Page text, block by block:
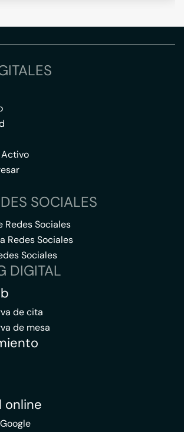
SOCIALES
Redes Sociales
Redes Sociales
Sociales
DIGITAL
de cita
de mesa
online